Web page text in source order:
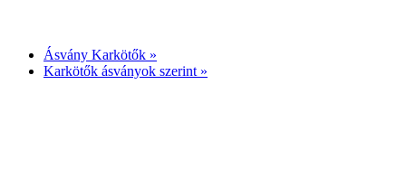
Ásvány Karkötők »
Karkötők ásványok szerint »